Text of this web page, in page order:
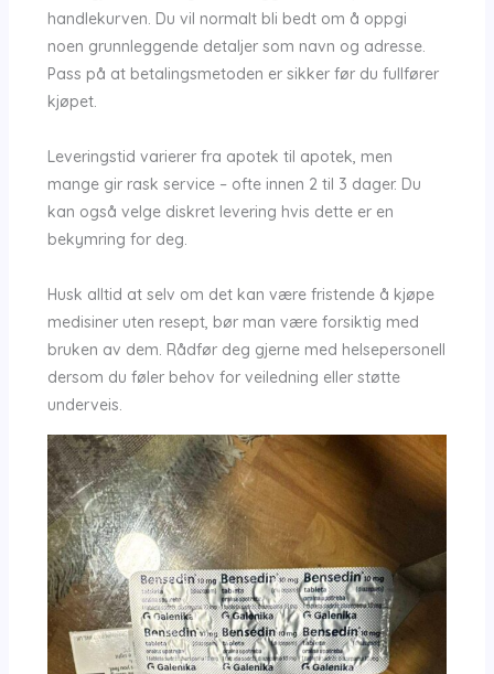
handlekurven. Du vil normalt bli bedt om å oppgi
noen grunnleggende detaljer som navn og adresse.
Pass på at betalingsmetoden er sikker før du fullfører
kjøpet.
Leveringstid varierer fra apotek til apotek, men
mange gir rask service – ofte innen 2 til 3 dager. Du
kan også velge diskret levering hvis dette er en
bekymring for deg.
Husk alltid at selv om det kan være fristende å kjøpe
medisiner uten resept, bør man være forsiktig med
bruken av dem. Rådfør deg gjerne med helsepersonell
dersom du føler behov for veiledning eller støtte
underveis.